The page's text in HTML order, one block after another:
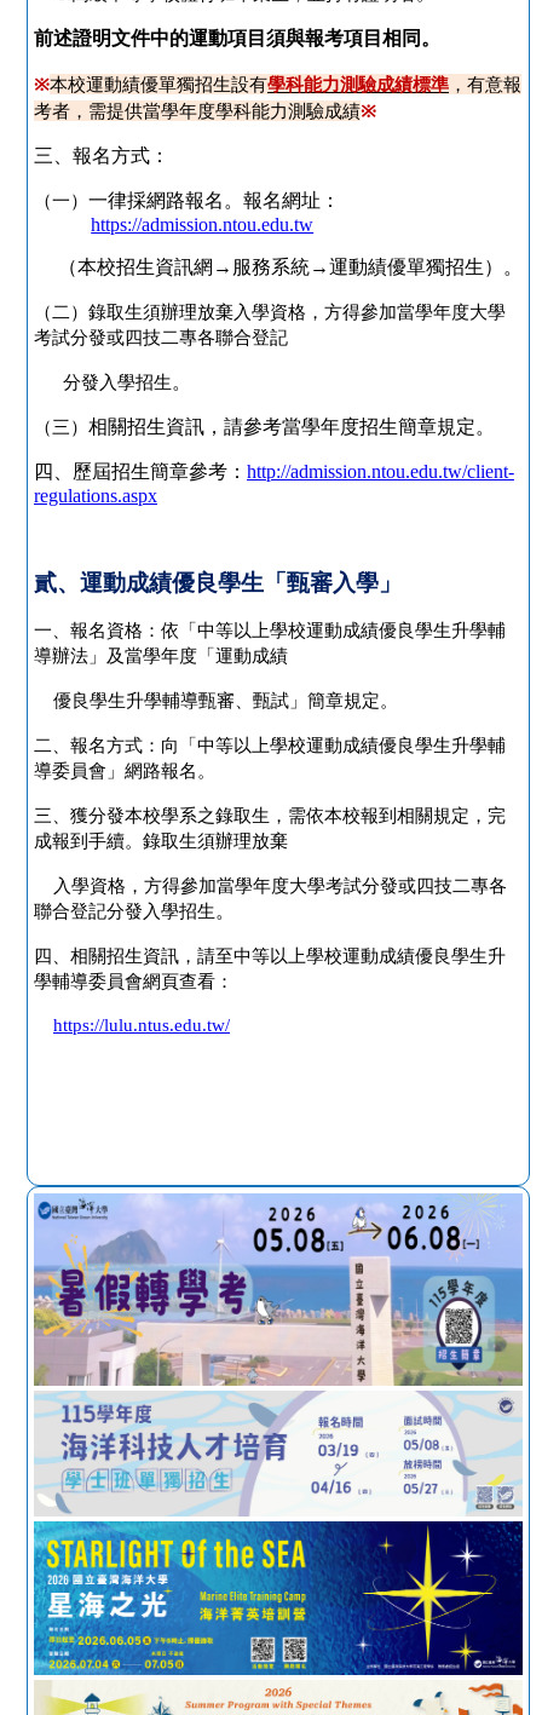
前述證明文件中的運動項目須與報考項目相同。
※本校運動績優單獨招生設有學科能力測驗成績標準 ，有意報
考者，需提供當學年度學科能力測驗成績※
三、報名方式：
（一） 一律採網路報名。報名網址：
https://admission.ntou.edu.tw
（本校招生資訊網→服務系統→運動績優單獨招生）。
（二）錄取生須辦理放棄入學資格，方得參加當學年度大學
考試分發或四技二專各聯合登記
分發入學招生。
（三） 相關招生資訊，請參考當學年度招生簡章規定。
四、歷屆招生簡章參考： http://admission.ntou.edu.tw/client-
regulations.aspx
貳、運動成績優良學生「甄審入學」
一、報名資格：依「中等以上學校運動成績優良學生升學輔
導辦法」及當學年度「運動成績
優良學生升學輔導甄審、甄試」簡章規定。
二、報名方式：向「中等以上學校運動成績優良學生升學輔
導委員會」網路報名。
三、獲分發本校學系之錄取生，需依本校報到相關規定，完
成報到手續。錄取生須辦理放棄
入學資格，方得參加當學年度大學考試分發或四技二專各
聯合登記分發入學招生。
四、相關招生資訊，請至中等以上學校運動成績優良學生升
學輔導委員會網頁查看：
https://lulu.ntus.edu.tw/